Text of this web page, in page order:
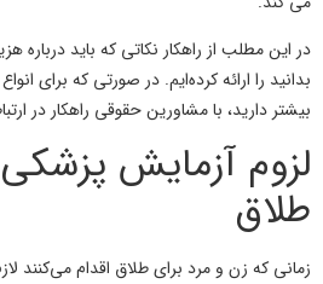
در این مطلب از راهکار نکاتی که باید درباره
بدانید را ارائه کرده‌ایم. در صورتی که برای
بیشتر دارید، با مشاورین حقوقی راهکار در
لزوم آزمایش پزشکی
طلاق
زمانی که زن و مرد برای طلاق اقدام می‌کنند